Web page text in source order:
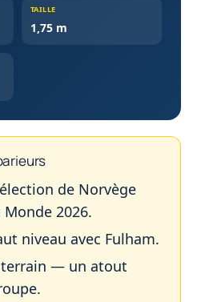
TAILLE
1,75 m
de Norvège
2026.
niveau avec Fulham.
terrain — un atout